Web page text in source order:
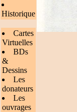
Historique
Cartes
Virtuelles
BDs
&
Dessins
Les
donateurs
Les
ouvrages